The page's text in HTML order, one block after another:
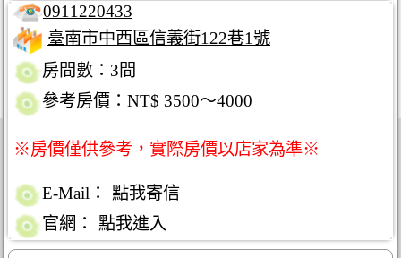
0911220433
臺南市中西區信義街122巷1號
房間數：3間
參考房價：NT$ 3500～4000
※房價僅供參考，實際房價以店家為準※
E-Mail：
點我寄信
官網：
點我進入